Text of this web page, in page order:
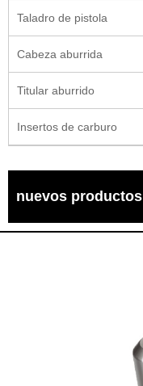
Taladro de pistola
Cabeza aburrida
Titular aburrido
Insertos de carburo
nuevos productos